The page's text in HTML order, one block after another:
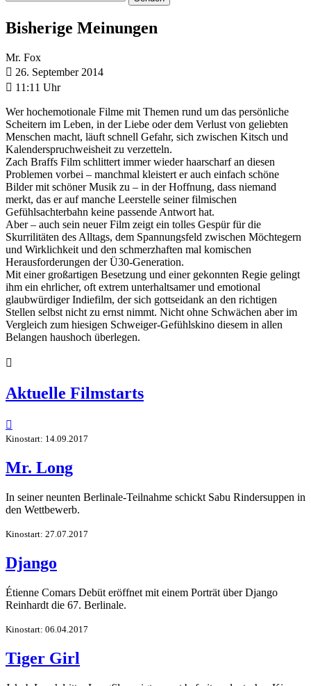
Bisherige Meinungen
Mr. Fox
 26. September 2014
 11:11 Uhr
Wer hochemotionale Filme mit Themen rund um das persönliche
Scheitern im Leben, in der Liebe oder dem Verlust von geliebten
Menschen macht, läuft schnell Gefahr, sich zwischen Kitsch und
Kalenderspruchweisheit zu verzetteln.
Zach Braffs Film schlittert immer wieder haarscharf an diesen
Problemen vorbei – manchmal kleistert er auch einfach schöne
Bilder mit schöner Musik zu – in der Hoffnung, dass niemand
merkt, das er auf manche Leerstelle seiner filmischen
Gefühlsachterbahn keine passende Antwort hat.
Aber – auch sein neuer Film zeigt ein tolles Gespür für die
Skurrilitäten des Alltags, dem Spannungsfeld zwischen Möchtegern
und Wirklichkeit und den schmerzhaften mal komischen
Herausforderungen der Ü30-Generation.
Mit einer großartigen Besetzung und einer gekonnten Regie gelingt
ihm ein ehrlicher, oft extrem unterhaltsamer und emotional
glaubwürdiger Indiefilm, der sich gottseidank an den richtigen
Stellen selbst nicht zu ernst nimmt. Nicht ohne Schwächen aber im
Vergleich zum hiesigen Schweiger-Gefühlskino diesem in allen
Belangen haushoch überlegen.

Aktuelle Filmstarts

Kinostart: 14.09.2017
Mr. Long
In seiner neunten Berlinale-Teilnahme schickt Sabu Rindersuppen in
den Wettbewerb.
Kinostart: 27.07.2017
Django
Étienne Comars Debüt eröffnet mit einem Porträt über Django
Reinhardt die 67. Berlinale.
Kinostart: 06.04.2017
Tiger Girl